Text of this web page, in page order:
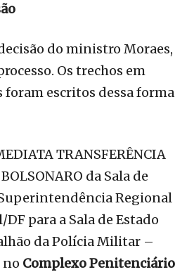
do ministro Moraes,
Os trechos em
escritos dessa forma
TRANSFERÊNCIA
da Sala de
Regional
para a Sala de Estado
da Polícia Militar –
no Complexo Penitenciário